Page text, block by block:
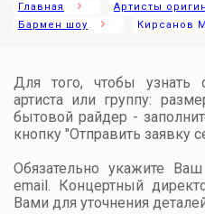
Главная
Артисты
Бармен шоу
Кирсанов
Для того, чтобы узнать
артиста или группу:
бытовой райдер -
кнопку "Отправить заявку
Обязательно укажите
email. Концертный
Вами для уточнения